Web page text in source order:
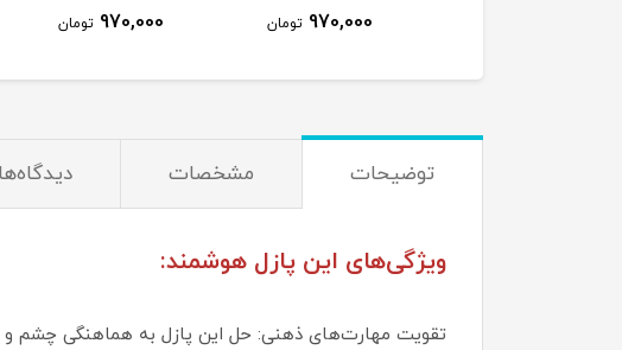
970,000 تومان 970,000 تومان
توضیحات مشخصات دیدگاه‌ها
ویژگی‌های این پازل هوشمند:
تقویت مهارت‌های ذهنی: حل این پازل به هماهنگی چشم